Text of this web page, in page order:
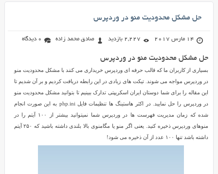
حل مشکل محدودیت منو در وردپرس
14 مارس 2017 2,227 بازدید صادق محمد زاده 0 دیدگاه
حل مشکل محدودیت منو در وردپرس
بسیاری از کاربران ما که قالب حرفه ای وردپرس خریداری می کنند با مشکل محدودیت منو
در وردپرس مواجه می شوند. تیکت های زیادی در این رابطه دریافت کردیم و بر آن شدیم تا
این مقاله را برای شما دوستان ایران اسکریپتی تدارک ببینیم تا بتوانید مشکل محدودیت منو
در وردپرس را حل نمایید. در اکثر هاستینگ ها تنظیمات فایل php.ini به این صورت انجام
شده که زمان مدیریت فهرست ها در وردپرس شما نمیتوانید بیشتر از ۱۰۰ آیتم را در
منوهای وردپرس ذخیره کنید. یعنی اگر منو یا مگامنوی بالا بلندی داشته باشید که ۲۵۰ آیتم
داشته باشد تنها ۱۰۰ عدد از آن ذخیره می شود!